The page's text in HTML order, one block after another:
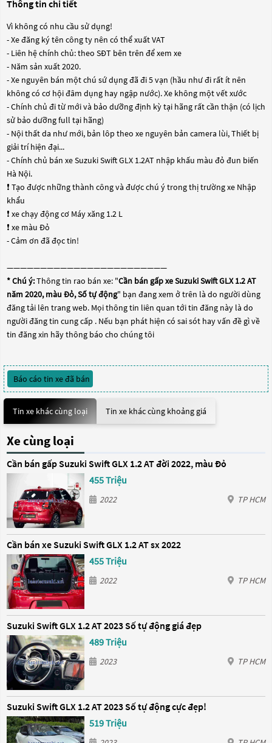
Thông tin chi tiết
Vì không có nhu cầu sử dụng!
- Xe đăng ký tên công ty nên có thể xuất VAT
- Liên hệ chính chủ: theo SĐT bên trên để xem xe
- Năm sản xuất 2020.
- Xe nguyên bán một chú sứ dụng đã đi 5 vạn (hầu như đi rất ít nên
không có cơ hội đâm dụng hay ngập nước). Xe không một vết xước
- Chính chủ đi từ mới và bảo dưỡng định kỳ tại hãng rất cần thận (có lịch
sử bảo dưỡng full tại hãng)
- Nội thất da như mới, bản lôp theo xe nguyên bản camera lùi, Thiết bị
giải trí hiện đại...
- Chính chủ bán xe Suzuki Swift GLX 1.2AT nhập khấu màu đỏ đun biến
Hà Nội.
❗️ Tạo được những thành công và được chú ý trong thị trường xe Nhập
khẩu
❗️ xe chạy động cơ Máy xăng 1.2 L
❗️ xe màu Đỏ
- Cảm ơn đã đọc tin!
————————————————————————
* Chú ý:Thông tin rao bán xe: "Cần bán gấp xe Suzuki Swift GLX 1.2 AT
năm 2020, màu Đỏ, Số tự động" bạn đang xem ở trên là do người dùng
đăng tải lên trang web. Mọi thông tin liên quan tới tin đăng này là do
người đăng tin cung cấp . Nếu bạn phát hiện có sai sót hay vấn đề gì về
tin đăng xin hãy thông báo cho chúng tôi
Báo cáo tin xe đã bán
Tin xe khác cùng loại Tin xe khác cùng khoảng giá
Xe cùng loại
Cần bán gấp Suzuki Swift GLX 1.2 AT đời 2022, màu Đỏ
455 Triệu
2022 TP HCM
Cần bán xe Suzuki Swift GLX 1.2 AT sx 2022
455 Triệu
2022 TP HCM
Suzuki Swift GLX 1.2 AT 2023 Số tự động giá đẹp
489 Triệu
2023 TP HCM
Suzuki Swift GLX 1.2 AT 2023 Số tự động cực đẹp!
519 Triệu